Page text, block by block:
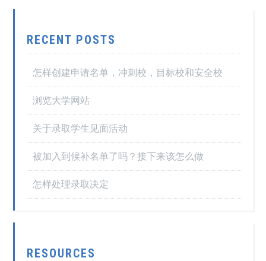
RECENT POSTS
怎样创建申请名单，冲刺校，目标校和安全校
浏览大学网站
关于录取学生见面活动
被加入到候补名单了吗？接下来该怎么做
怎样处理录取决定
RESOURCES